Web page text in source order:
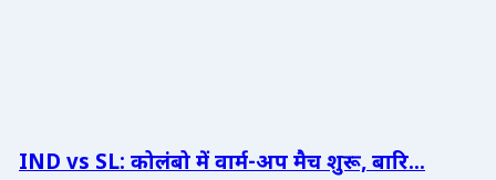
IND vs SL: कोलंबो में वार्म-अप मैच शुरू, बारि...